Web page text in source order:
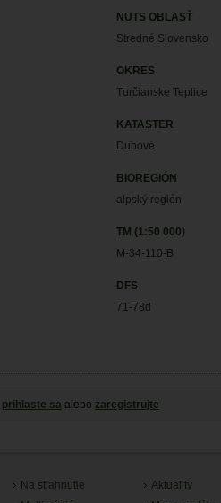
NUTS OBLASŤ
Stredné Slovensko
OKRES
Turčianske Teplice
KATASTER
Dubové
BIOREGIÓN
alpský región
TM (1:50 000)
M-34-110-B
DFS
71-78d
prihlaste sa alebo zaregistrujte
Na stiahnutie
Aktuality